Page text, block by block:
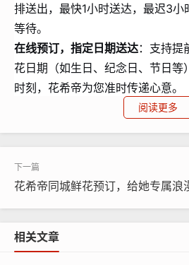
排送出，最快1小时送达，最迟3
等待。
在线预订，指定日期送达：支持提
花日期（如生日、纪念日、节日等
时刻，花希帝为您准时传递心意。
：提供免
精选花礼，品质保证
鲜与设计美感，提供经典花束、创
足不同场景与人群的需求。
为何选择花希帝？
阅读更多
花希帝同城鲜花预订，给她专属浪
相关文章